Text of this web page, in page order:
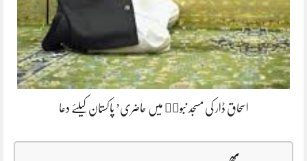
اسحاق ڈار کی مسجد نبویۖ میں حاضری’ پاکستان کیلئے دعا